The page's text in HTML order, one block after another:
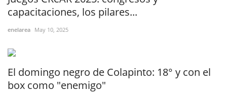
capacitaciones, los pilares...
enelarea May 10, 2025
El domingo negro de Colapinto: 18° y con el
box como "enemigo"